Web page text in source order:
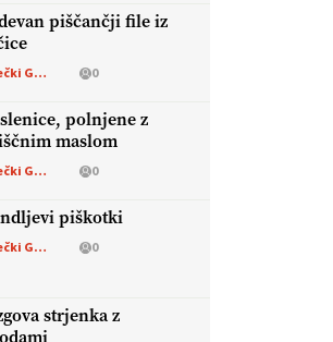
piščančji file iz
Kmečki Glas 0
polnjene z
maslom
Kmečki Glas 0
piškotki
Kmečki Glas 0
strjenka z